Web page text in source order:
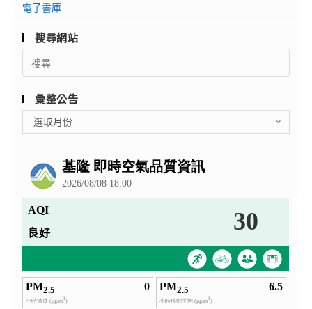
電子書庫
搜尋網站
Search
for:
彙整公告
整
選取月份